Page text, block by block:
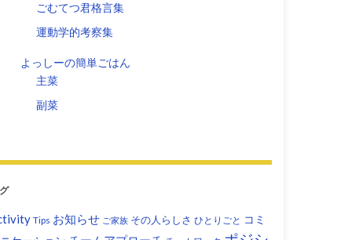
ごむてつ君格言集
運動学的考察集
よっしーの簡単ごはん
主菜
副菜
Tips お知らせ ご家族 その人らしさ ひとりごと コミ